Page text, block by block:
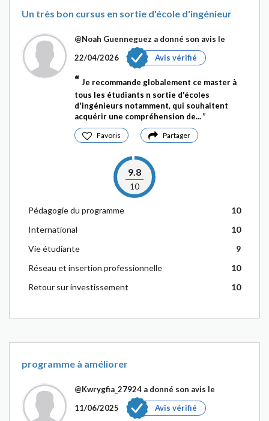
Un très bon cursus en sortie d'école d'ingénieur
@Noah Guenneguez a donné son avis le
22/04/2026
Avis vérifié
Je recommande globalement ce master à
tous les étudiants n sortie d'écoles
d'ingénieurs notamment, qui souhaitent
acquérir une compréhension de...
Favoris Partager
9.8
10
Pédagogie du programme
10
International
10
Vie étudiante
9
Réseau et insertion professionnelle
10
Retour sur investissement
10
programme à améliorer
@Kwrygfia_27924 a donné son avis le
11/06/2025
Avis vérifié